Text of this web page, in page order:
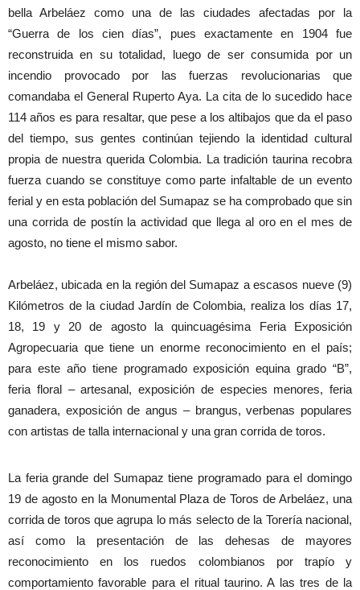
bella Arbeláez como una de las ciudades afectadas por la
“Guerra de los cien días”, pues exactamente en 1904 fue
reconstruida en su totalidad, luego de ser consumida por un
incendio provocado por las fuerzas revolucionarias que
comandaba el General Ruperto Aya. La cita de lo sucedido hace
114 años es para resaltar, que pese a los altibajos que da el paso
del tiempo, sus gentes continúan tejiendo la identidad cultural
propia de nuestra querida Colombia. La tradición taurina recobra
fuerza cuando se constituye como parte infaltable de un evento
ferial y en esta población del Sumapaz se ha comprobado que sin
una corrida de postín la actividad que llega al oro en el mes de
agosto, no tiene el mismo sabor.
Arbeláez, ubicada en la región del Sumapaz a escasos nueve (9)
Kilómetros de la ciudad Jardín de Colombia, realiza los días 17,
18, 19 y 20 de agosto la quincuagésima Feria Exposición
Agropecuaria que tiene un enorme reconocimiento en el país;
para este año tiene programado exposición equina grado “B”,
feria floral – artesanal, exposición de especies menores, feria
ganadera, exposición de angus – brangus, verbenas populares
con artistas de talla internacional y una gran corrida de toros.
La feria grande del Sumapaz tiene programado para el domingo
19 de agosto en la Monumental Plaza de Toros de Arbeláez, una
corrida de toros que agrupa lo más selecto de la Torería nacional,
así como la presentación de las dehesas de mayores
reconocimiento en los ruedos colombianos por trapío y
comportamiento favorable para el ritual taurino. A las tres de la